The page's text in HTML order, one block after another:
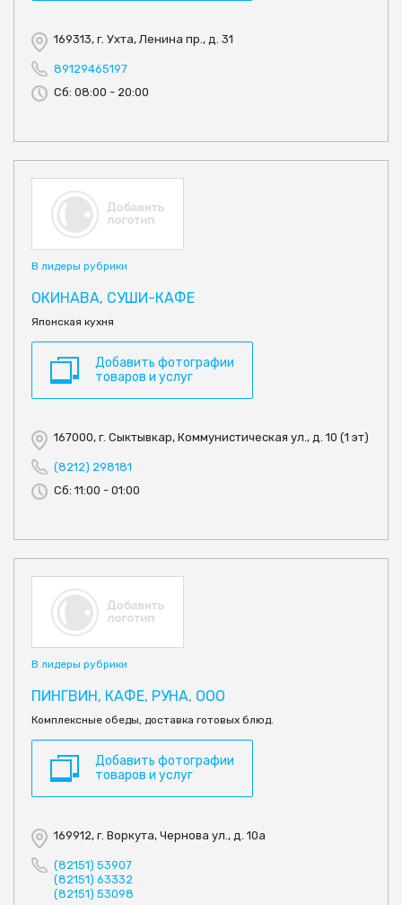
169313, г. Ухта, Ленина пр., д. 31
89129465197
Сб: 08:00 - 20:00
В лидеры рубрики
ОКИНАВА, СУШИ-КАФЕ
Японская кухня
Добавить фотографии
товаров и услуг
167000, г. Сыктывкар, Коммунистическая ул., д. 10 (1 эт)
(8212) 298181
Сб: 11:00 - 01:00
В лидеры рубрики
ПИНГВИН, КАФЕ, РУНА, ООО
Комплексные обеды, доставка готовых блюд.
Добавить фотографии
товаров и услуг
169912, г. Воркута, Чернова ул., д. 10а
(82151) 53907
(82151) 63332
(82151) 53098